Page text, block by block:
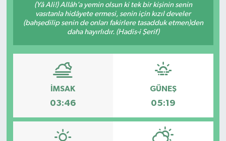
(Yâ Ali!) Allâh’a yemin olsun ki tek bir kişinin senin
vasıtanla hidâyete ermesi, senin için kızıl develer
(bahşedilip senin de onları fakirlere tasadduk etmen)den
daha hayırlıdır. (Hadis-i Şerif)
İMSAK
03:46
GÜNEŞ
05:19